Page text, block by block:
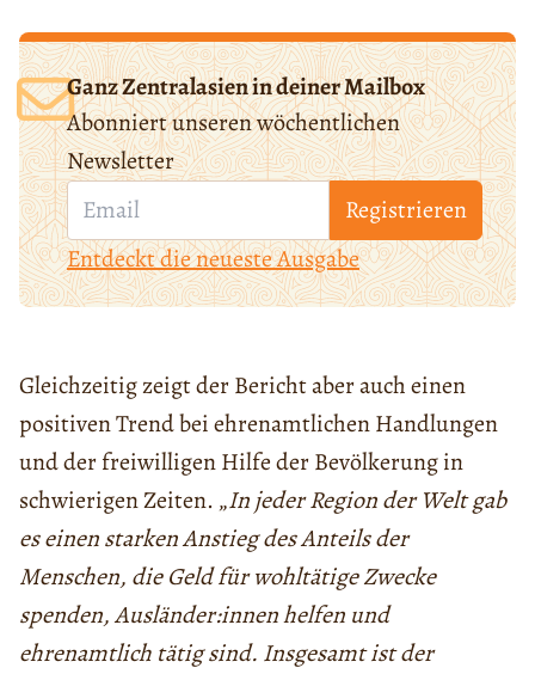
Ganz Zentralasien in deiner Mailbox
Abonniert unseren wöchentlichen
Newsletter
Registrieren
Entdeckt die neueste Ausgabe
Gleichzeitig zeigt der Bericht aber auch einen
positiven Trend bei ehrenamtlichen Handlungen
und der freiwilligen Hilfe der Bevölkerung in
schwierigen Zeiten. „In jeder Region der Welt gab
es einen starken Anstieg des Anteils der
Menschen, die Geld für wohltätige Zwecke
spenden, Ausländer:innen helfen und
ehrenamtlich tätig sind. Insgesamt ist der